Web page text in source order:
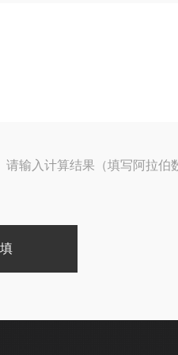
请输入计算结果（填写阿拉伯